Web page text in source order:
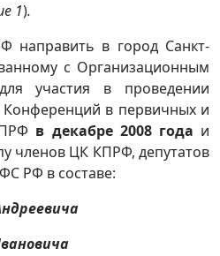
1).
направить в город Санкт-
с Организационным
участия в проведении
в первичных и
в декабре 2008 года и
членов ЦК КПРФ, депутатов
РФ в составе: